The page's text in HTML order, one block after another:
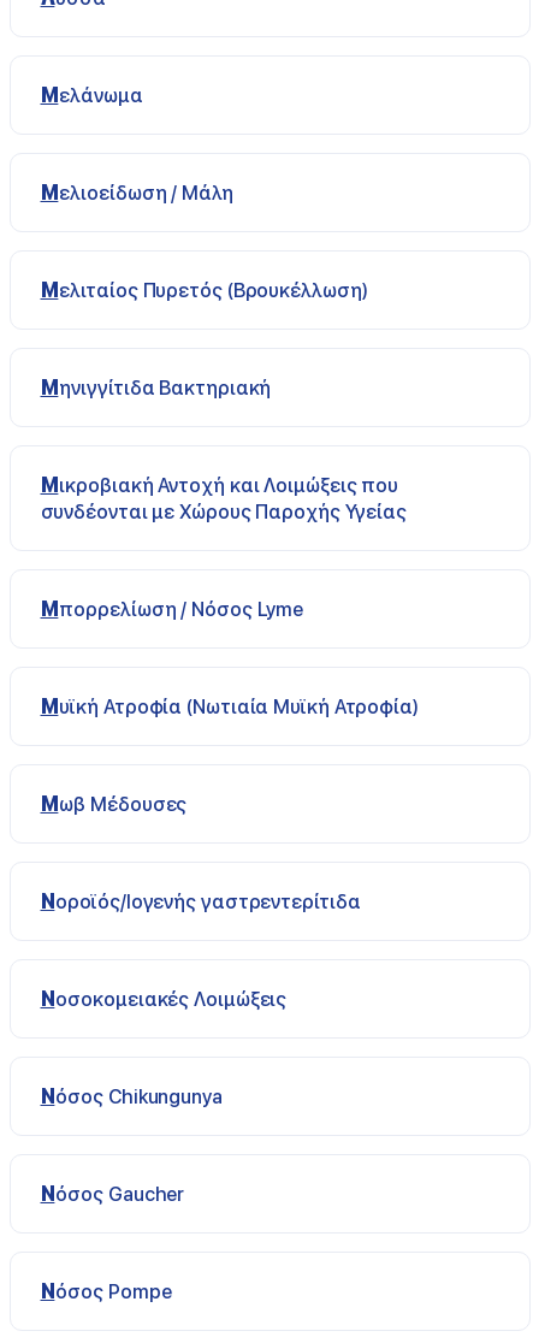
Μελάνωμα
Μελιοείδωση / Μάλη
Μελιταίος Πυρετός (Βρουκέλλωση)
Μηνιγγίτιδα Βακτηριακή
Μικροβιακή Αντοχή και Λοιμώξεις που
συνδέονται με Χώρους Παροχής Υγείας
Μπορρελίωση / Νόσος Lyme
Μυϊκή Ατροφία (Νωτιαία Μυϊκή Ατροφία)
Μωβ Μέδουσες
Νοροϊός/Ιογενής γαστρεντερίτιδα
Νοσοκομειακές Λοιμώξεις
Νόσος Chikungunya
Νόσος Gaucher
Νόσος Pompe